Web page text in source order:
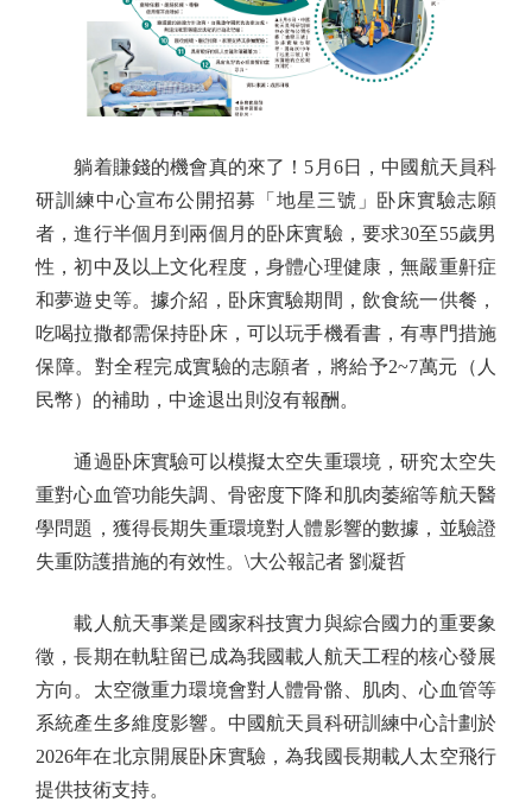
躺着賺錢的機會真的來了！5月6日，中國航天員科
研訓練中心宣布公開招募「地星三號」卧床實驗志願
者，進行半個月到兩個月的卧床實驗，要求30至55歲男
性，初中及以上文化程度，身體心理健康，無嚴重鼾症
和夢遊史等。據介紹，卧床實驗期間，飲食統一供餐，
吃喝拉撒都需保持卧床，可以玩手機看書，有專門措施
保障。對全程完成實驗的志願者，將給予2~7萬元（人
民幣）的補助，中途退出則沒有報酬。
通過卧床實驗可以模擬太空失重環境，研究太空失
重對心血管功能失調、骨密度下降和肌肉萎縮等航天醫
學問題，獲得長期失重環境對人體影響的數據，並驗證
失重防護措施的有效性。\大公報記者 劉凝哲
載人航天事業是國家科技實力與綜合國力的重要象
徵，長期在軌駐留已成為我國載人航天工程的核心發展
方向。太空微重力環境會對人體骨骼、肌肉、心血管等
系統產生多維度影響。中國航天員科研訓練中心計劃於
2026年在北京開展卧床實驗，為我國長期載人太空飛行
提供技術支持。